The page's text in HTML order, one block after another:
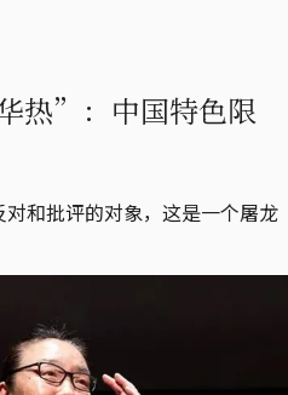
热”：中国特色限
和批评的对象，这是一个屠龙